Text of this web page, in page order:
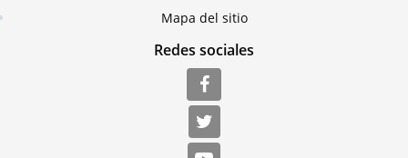
Mapa del sitio
Redes sociales